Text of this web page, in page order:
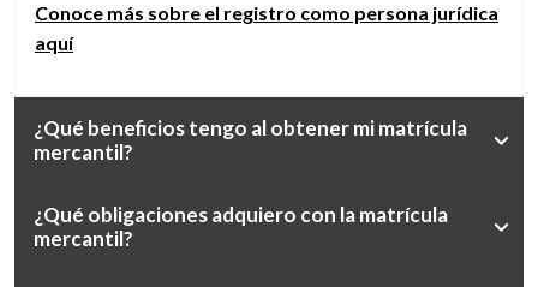
Conoce más sobre el registro como persona jurídica
aquí
¿Qué beneficios tengo al obtener mi matrícula
mercantil?
¿Qué obligaciones adquiero con la matrícula
mercantil?